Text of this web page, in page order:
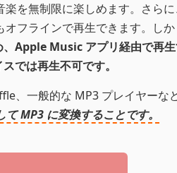
を無制限に楽しめます。さらに
フラインで再生できます。しか
Apple Music アプリ経由で再
では再生不可です。
、一般的な MP3 プレイヤーな
MP3 に変換することです。